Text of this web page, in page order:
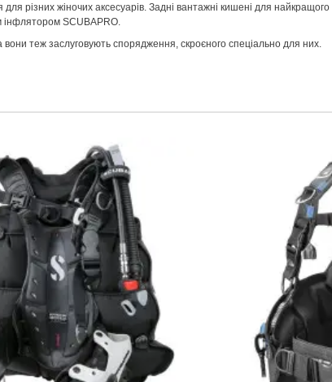
різних жіночих аксесуарів. Задні вантажні кишені для
SCUBAPRO.
теж заслуговують спорядження, скроєного спеціально для них.